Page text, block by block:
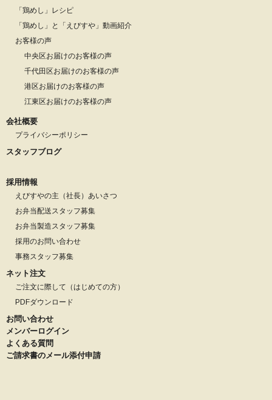
「鶏めし」レシピ
「鶏めし」と「えびすや」動画紹介
お客様の声
中央区お届けのお客様の声
千代田区お届けのお客様の声
港区お届けのお客様の声
江東区お届けのお客様の声
会社概要
プライバシーポリシー
スタッフブログ
採用情報
えびすやの主（社長）あいさつ
お弁当配送スタッフ募集
お弁当製造スタッフ募集
採用のお問い合わせ
事務スタッフ募集
ネット注文
ご注文に際して（はじめての方）
PDFダウンロード
お問い合わせ
メンバーログイン
よくある質問
ご請求書のメール添付申請